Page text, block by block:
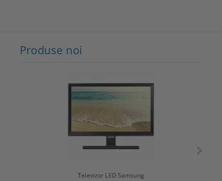
Produse noi
Televizor LED Samsung